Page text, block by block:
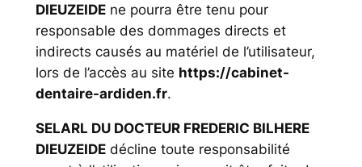
DIEUZEIDEne pourra être tenu pour
responsable des dommages directs et
indirects causés au matériel de l’utilisateur,
lors de l’accès au site https://cabinet-
dentaire-ardiden.fr.
SELARL DU DOCTEUR FREDERIC BILHERE
DIEUZEIDEdécline toute responsabilité